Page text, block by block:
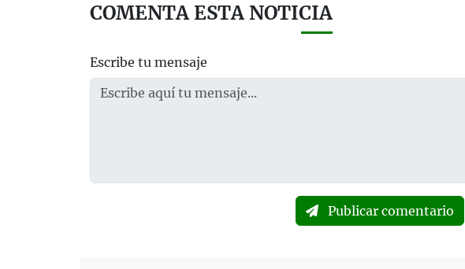
COMENTA ESTA NOTICIA
Escribe tu mensaje
Publicar comentario